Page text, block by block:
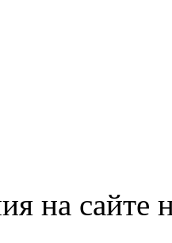
на сайте